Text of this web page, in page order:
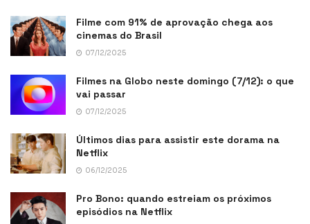
Filme com 91% de aprovação chega aos
cinemas do Brasil
07/12/2025
Filmes na Globo neste domingo (7/12): o que
vai passar
07/12/2025
Últimos dias para assistir este dorama na
Netflix
06/12/2025
Pro Bono: quando estreiam os próximos
episódios na Netflix